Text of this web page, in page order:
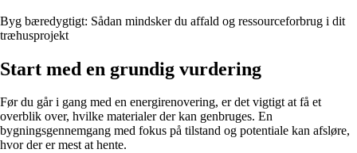
Byg bæredygtigt: Sådan mindsker du affald og ressourceforbrug i dit
træhusprojekt
Start med en grundig vurdering
Før du går i gang med en energirenovering, er det vigtigt at få et
overblik over, hvilke materialer der kan genbruges. En
bygningsgennemgang med fokus på tilstand og potentiale kan afsløre,
hvor der er mest at hente.